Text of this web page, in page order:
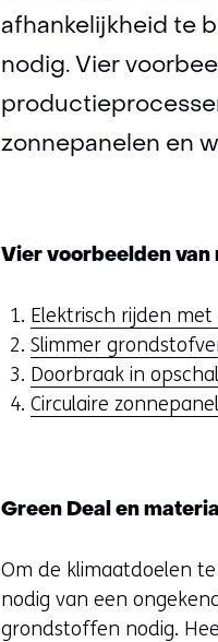
afhankelijkheid te
nodig. Vier
zonnepanelen en
Vier voorbeelden
Elektrisch rijden
Slimmer
Doorbraak in
Circulaire
Green Deal en
Om de klimaatdoelen
nodig van een
grondstoffen nodig.